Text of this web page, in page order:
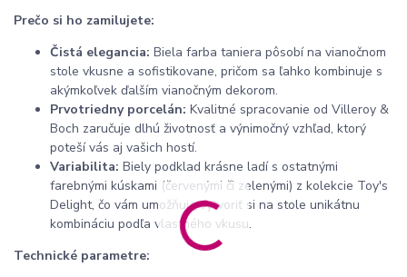
Prečo si ho zamilujete:
Čistá elegancia: Biela farba taniera pôsobí na vianočnom
stole vkusne a sofistikovane, pričom sa ľahko kombinuje s
akýmkoľvek ďalším vianočným dekorom.
Prvotriedny porcelán: Kvalitné spracovanie od Villeroy &
Boch zaručuje dlhú životnosť a výnimočný vzhľad, ktorý
poteší vás aj vašich hostí.
Variabilita: Biely podklad krásne ladí s ostatnými
farebnými kúskami (červenými či zelenými) z kolekcie Toy's
Delight, čo vám umožňuje vytvoriť si na stole unikátnu
kombináciu podľa vlastného vkusu.
Technické parametre: